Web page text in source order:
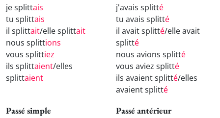
je splittais
tu splittais
il splittait/elle splittait
nous splittions
vous splittiez
ils splittaient/elles
splittaient
j'avais splitté
tu avais splitté
il avait splitté/elle avait
splitté
nous avions splitté
vous aviez splitté
ils avaient splitté/elles
avaient splitté
Passé simple Passé antérieur